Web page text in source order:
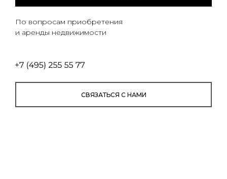
ПОСТРОИТЬ МАРШРУТ
По вопросам приобретения
и аренды недвижимости
СВЯЗАТЬСЯ С НАМИ